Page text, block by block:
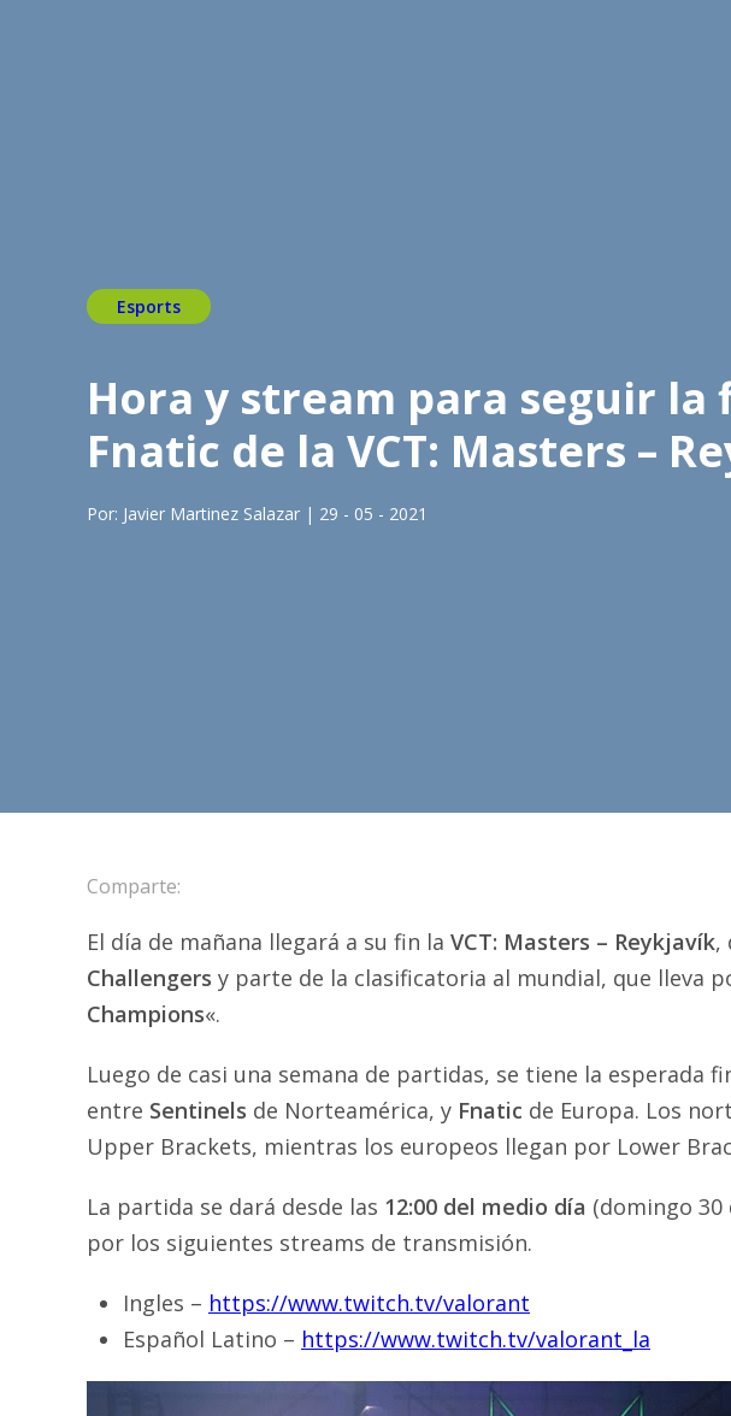
Esports
Hora y stream para seguir
Fnatic de la VCT: Masters –
Por: Javier Martinez Salazar | 29 - 05 - 2021
Comparte:
El día de mañana llegará a su fin la VCT: Masters – Reykjavík,
Challengers y parte de la clasificatoria al mundial, que lleva
Champions«.
Luego de casi una semana de partidas, se tiene la esperada
entre Sentinels de Norteamérica, y Fnatic de Europa. Los
Upper Brackets, mientras los europeos llegan por Lower
La partida se dará desde las 12:00 del medio día (domingo 30
por los siguientes streams de transmisión.
Ingles – https://www.twitch.tv/valorant
Español Latino – https://www.twitch.tv/valorant_la